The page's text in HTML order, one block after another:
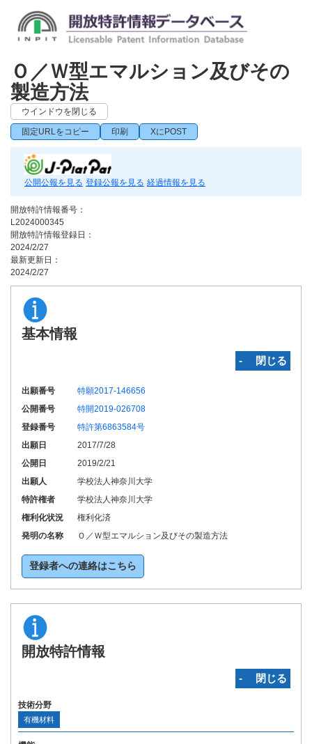
Ｏ／Ｗ型エマルション及びその
製造方法
ウインドウを閉じる
固定URLをコピー 印刷 XにPOST
公開公報を見る 登録公報を見る 経過情報を見る
開放特許情報番号：
L2024000345
開放特許情報登録日：
2024/2/27
最新更新日：
2024/2/27
基本情報
‐ 閉じる
出願番号
特願2017-146656
公開番号
特開2019-026708
登録番号
特許第6863584号
出願日
2017/7/28
公開日
2019/2/21
出願人
学校法人神奈川大学
特許権者
学校法人神奈川大学
権利化状況
権利化済
発明の名称
Ｏ／Ｗ型エマルション及びその製造方法
登録者への連絡はこちら
開放特許情報
‐ 閉じる
技術分野
有機材料